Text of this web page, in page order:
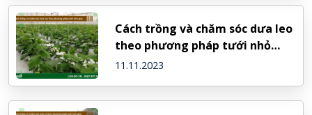
Cách trồng và chăm sóc dưa leo
theo phương pháp tưới nhỏ
giọt
11.11.2023